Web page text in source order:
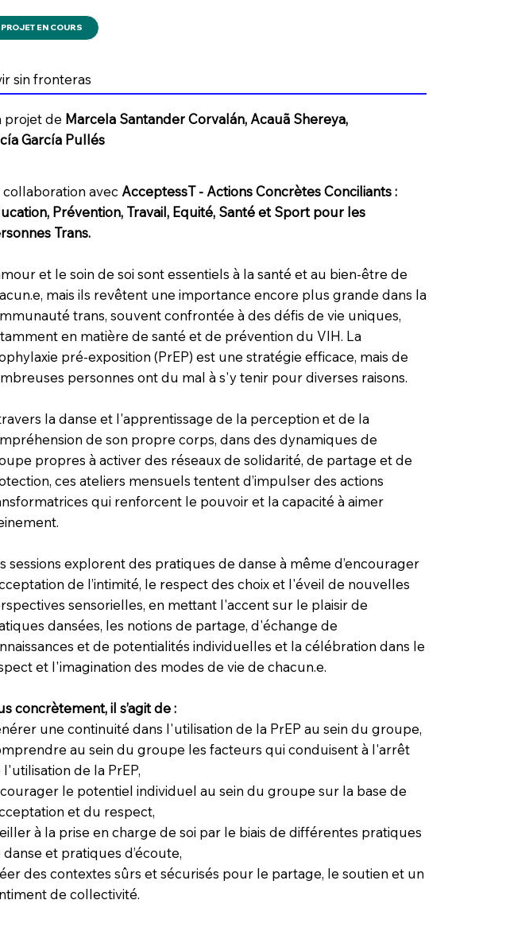
PROJET EN COURS
sin fronteras
projet de Marcela Santander Corvalán, Acauã Shereya,
García Pullés
collaboration avec AcceptessT - Actions Concrètes Conciliants :
Prévention, Travail, Equité, Santé et Sport pour les
Trans.
et le soin de soi sont essentiels à la santé et au bien-être de
mais ils revêtent une importance encore plus grande dans la
trans, souvent confrontée à des défis de vie uniques,
en matière de santé et de prévention du VIH. La
pré-exposition (PrEP) est une stratégie efficace, mais de
personnes ont du mal à s'y tenir pour diverses raisons.
la danse et l'apprentissage de la perception et de la
de son propre corps, dans des dynamiques de
propres à activer des réseaux de solidarité, de partage et de
ces ateliers mensuels tentent d’impulser des actions
qui renforcent le pouvoir et la capacité à aimer
sessions explorent des pratiques de danse à même d’encourager
de l’intimité, le respect des choix et l'éveil de nouvelles
sensorielles, en mettant l'accent sur le plaisir de
dansées, les notions de partage, d'échange de
et de potentialités individuelles et la célébration dans le
et l'imagination des modes de vie de chacun.e.
concrètement, il s’agit de :
une continuité dans l'utilisation de la PrEP au sein du groupe,
au sein du groupe les facteurs qui conduisent à l'arrêt
l'utilisation de la PrEP,
le potentiel individuel au sein du groupe sur la base de
et du respect,
à la prise en charge de soi par le biais de différentes pratiques
danse et pratiques d’écoute,
des contextes sûrs et sécurisés pour le partage, le soutien et un
de collectivité.